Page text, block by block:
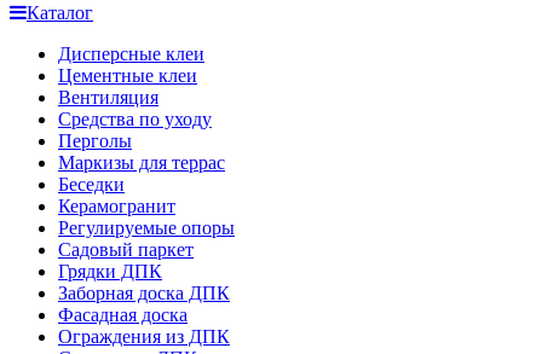
Каталог
Дисперсные клеи
Цементные клеи
Вентиляция
Средства по уходу
Перголы
Маркизы для террас
Беседки
Керамогранит
Регулируемые опоры
Садовый паркет
Грядки ДПК
Заборная доска ДПК
Фасадная доска
Ограждения из ДПК